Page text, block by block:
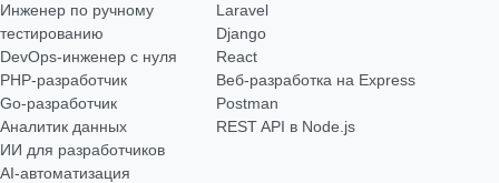
Инженер по ручному
тестированию
DevOps-инженер с нуля
РНР-разработчик
Go-разработчик
Аналитик данных
ИИ для разработчиков
AI-автоматизация
Laravel
Django
React
Веб-разработка на Express
Postman
REST API в Node.js